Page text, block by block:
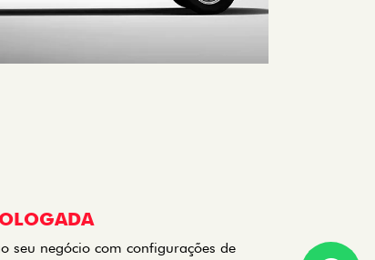
seu negócio com configurações de